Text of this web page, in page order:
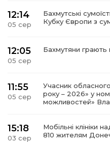
12:14
05 сер
Бахмутські
Кубку Європи з
12:05
05 сер
Бахмутяни грають
11:55
05 сер
Учасник
року – 2026» у
можливостей»
15:18
03 сер
Мобільні клініки
810 жителям